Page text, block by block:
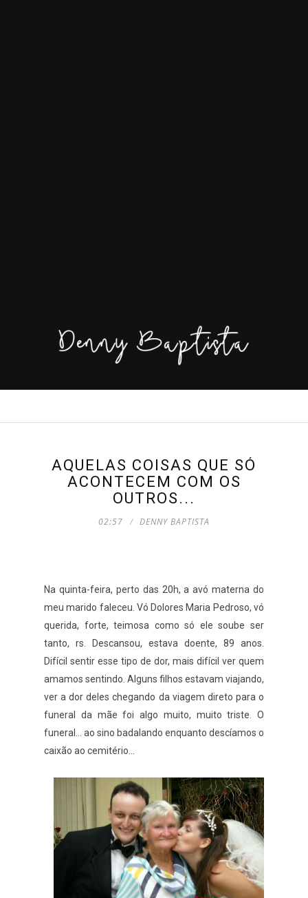
AQUELAS COISAS QUE SÓ
ACONTECEM COM OS
OUTROS...
02:57 DENNY BAPTISTA
Na quinta-feira, perto das 20h, a avó materna do
meu marido faleceu. Vó Dolores Maria Pedroso, vó
querida, forte, teimosa como só ele soube ser
tanto, rs. Descansou, estava doente, 89 anos.
Difícil sentir esse tipo de dor, mais difícil ver quem
amamos sentindo. Alguns filhos estavam viajando,
ver a dor deles chegando da viagem direto para o
funeral da mãe foi algo muito, muito triste. O
funeral... ao sino badalando enquanto descíamos o
caixão ao cemitério...